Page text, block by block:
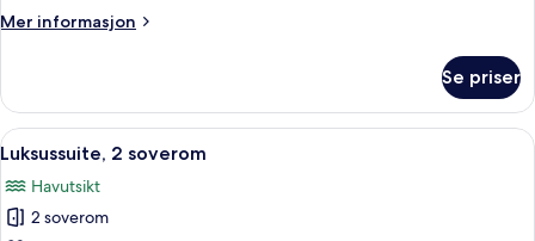
kingsize-
sovesofa
Mer informasjon
Mer
–
junior,
1
seng
med
sovesofa
Se priser
Åpne
alle
bildene
av
Luksussuite, 2 soverom |
10
Luksussuite, 2 soverom
Havutsikt
2 soverom